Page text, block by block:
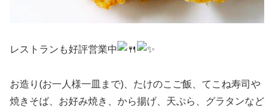
レストランも好評営業中
お造り(お一人様一皿まで)、たけのこご飯、てこね寿司や
焼きそば、お好み焼き、から揚げ、天ぷら、グラタンなど